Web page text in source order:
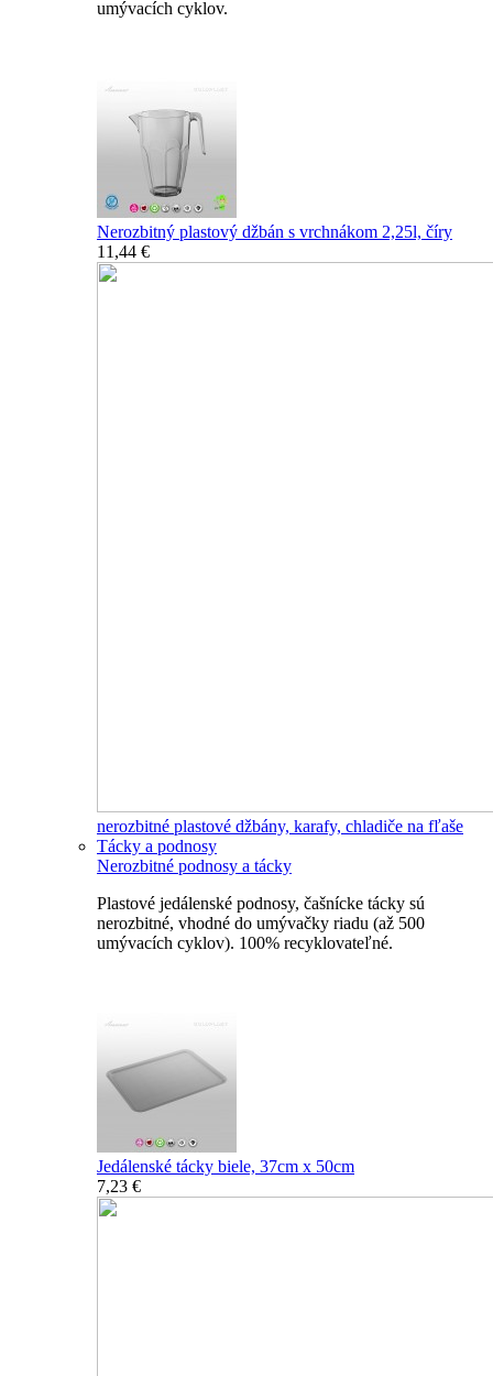
umývacích cyklov.
Nerozbitný plastový džbán s vrchnákom 2,25l, číry
11,44 €
nerozbitné plastové džbány, karafy, chladiče na fľaše
Tácky a podnosy
Nerozbitné podnosy a tácky
Plastové jedálenské podnosy, čašnícke tácky sú
nerozbitné, vhodné do umývačky riadu (až 500
umývacích cyklov). 100% recyklovateľné.
Jedálenské tácky biele, 37cm x 50cm
7,23 €